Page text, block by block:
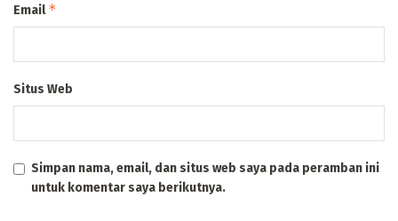
Email*
Situs Web
Simpan nama, email, dan situs web saya pada peramban ini
untuk komentar saya berikutnya.